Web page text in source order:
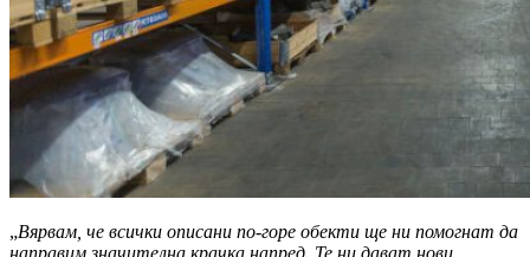
„Вярвам, че всички описани по-горе обекти ще ни помогнат да